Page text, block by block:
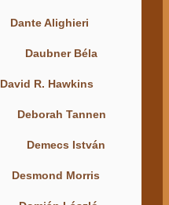
Dante Alighieri
Daubner Béla
David R. Hawkins
Deborah Tannen
Demecs István
Desmond Morris